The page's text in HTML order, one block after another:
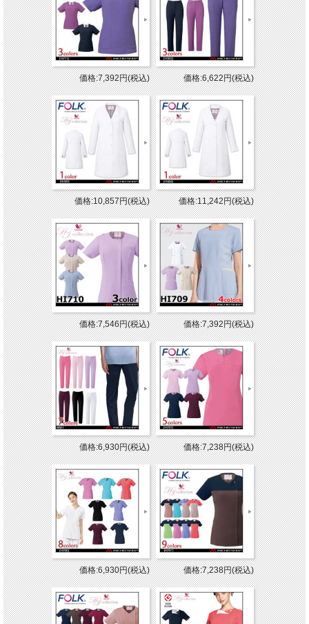
価格:7,392円(税込) 価格:6,622円(税込)
価格:10,857円(税込) 価格:11,242円(税込)
価格:7,546円(税込) 価格:7,392円(税込)
価格:6,930円(税込) 価格:7,238円(税込)
価格:6,930円(税込) 価格:7,238円(税込)